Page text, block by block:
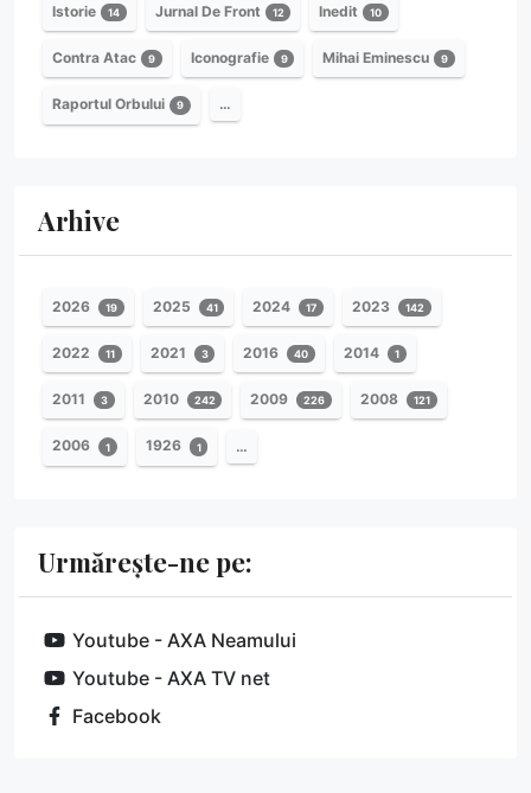
Istorie 14 Jurnal De Front 12 Inedit 10
Contra Atac 9 Iconografie 9 Mihai Eminescu 9
Raportul Orbului 9 …
Arhive
2026 19 2025 41 2024 17 2023 142
2022 11 2021 3 2016 40 2014 1
2011 3 2010 242 2009 226 2008 121
2006 1 1926 1 …
Urmărește-ne pe:
Youtube - AXA Neamului
Youtube - AXA TV net
Facebook